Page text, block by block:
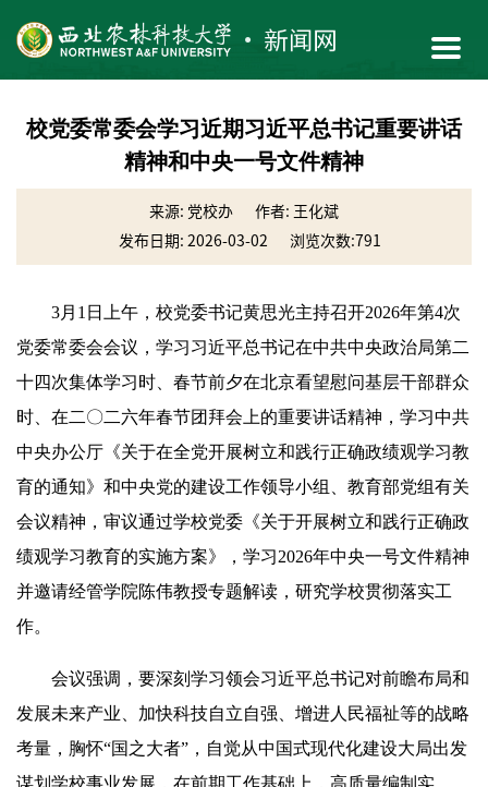
校党委常委会学习近期习近平总书记重要讲话
精神和中央一号文件精神
来源: 党校办
作者: 王化斌
发布日期: 2026-03-02
浏览次数: 791
3月1日上午，校党委书记黄思光主持召开2026年第4次
党委常委会会议，学习习近平总书记在中共中央政治局第二
十四次集体学习时、春节前夕在北京看望慰问基层干部群众
时、在二〇二六年春节团拜会上的重要讲话精神，学习中共
中央办公厅《关于在全党开展树立和践行正确政绩观学习教
育的通知》和中央党的建设工作领导小组、教育部党组有关
会议精神，审议通过学校党委《关于开展树立和践行正确政
绩观学习教育的实施方案》，学习2026年中央一号文件精神
并邀请经管学院陈伟教授专题解读，研究学校贯彻落实工
作。
会议强调，要深刻学习领会习近平总书记对前瞻布局和
发展未来产业、加快科技自立自强、增进人民福祉等的战略
考量，胸怀“国之大者”，自觉从中国式现代化建设大局出发
谋划学校事业发展，在前期工作基础上，高质量编制实